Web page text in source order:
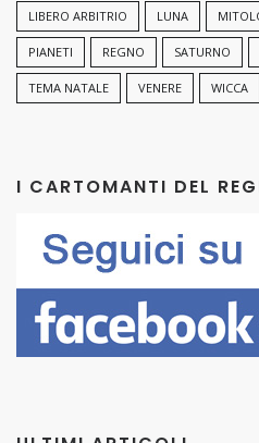
LIBERO ARBITRIO LUNA
PIANETI REGNO SATURNO
TEMA NATALE VENERE WICCA
I CARTOMANTI DEL